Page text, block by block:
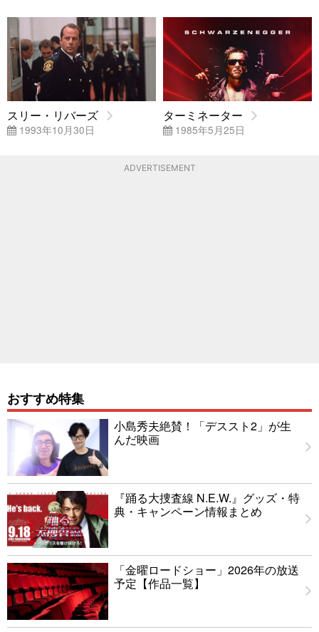
スリー・リバーズ
1993年10月30日
ターミネーター
1985年5月25日
ADVERTISEMENT
おすすめ特集
小島秀夫絶賛！「デススト2」が生
んだ映画
『踊る大捜査線 N.E.W.』グッズ・特
典・キャンペーン情報まとめ
「金曜ロードショー」2026年の放送
予定【作品一覧】